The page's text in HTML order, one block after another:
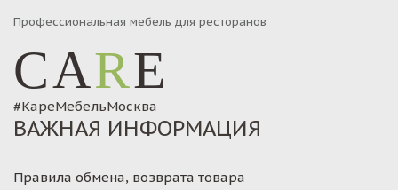
Профессиональная мебель для ресторанов
CARE
#КареМебельМосква
ВАЖНАЯ ИНФОРМАЦИЯ
Правила обмена, возврата товара